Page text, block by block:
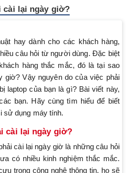
cài lại ngày giờ?
hay dành cho các khách hàng,
câu hỏi từ người dùng. Đặc biệt
hàng thắc mắc, đó là tại sao
giờ? Vậy nguyên do của việc phải
laptop của bạn là gì? Bài viết này,
bạn. Hãy cùng tìm hiểu để biết
sử dụng máy tính.
cài lại ngày giờ?
cài lại ngày giờ là những câu hỏi
có nhiều kinh nghiệm thắc mắc.
trong công nghệ thông tin, họ sẽ